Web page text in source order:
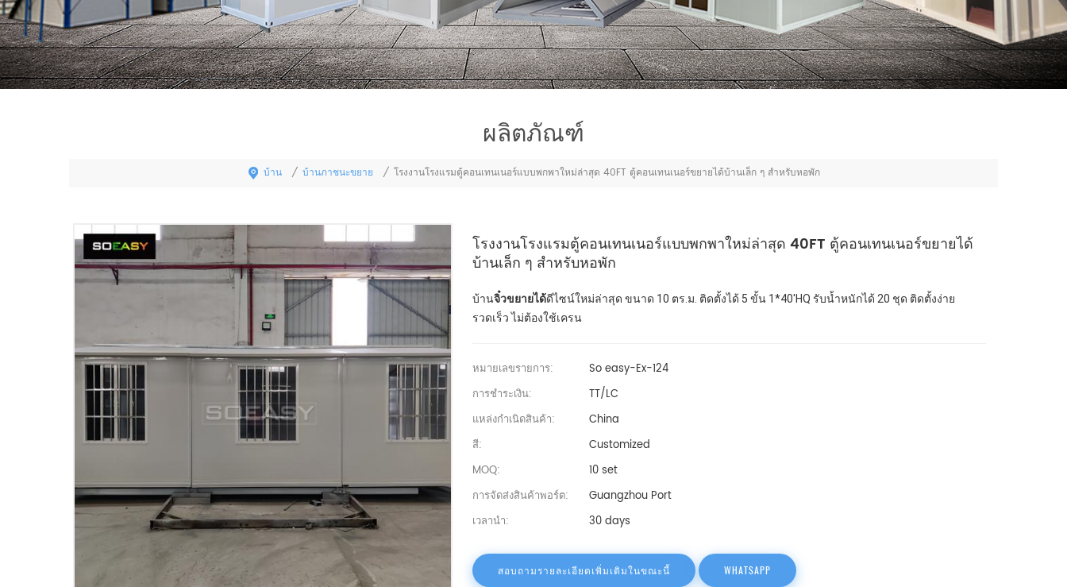
ผลิตภัณฑ์
บ้าน / บ้านภาชนะขยาย / โรงงานโรงแรมตู้คอนเทนเนอร์แบบพกพาใหม่ล่าสุด 40FT ตู้คอนเทนเนอร์ขยายได้บ้านเล็ก ๆ สำหรับหอพัก
โรงงานโรงแรมตู้คอนเทนเนอร์แบบพกพาใหม่ล่าสุด 40FT ตู้คอนเทนเนอร์ขยายได้
บ้านเล็ก ๆ สำหรับหอพัก
บ้านจิ๋วขยายได้ดีไซน์ใหม่ล่าสุด ขนาด 10 ตร.ม. ติดตั้งได้ 5 ขั้น 1*40'HQ รับน้ำหนักได้ 20 ชุด ติดตั้งง่าย
รวดเร็ว ไม่ต้องใช้เครน
หมายเลขรายการ:
So easy-Ex-124
การชำระเงิน:
TT/LC
แหล่งกำเนิดสินค้า:
China
สี:
Customized
MOQ:
10 set
การจัดส่งสินค้าพอร์ต:
Guangzhou Port
เวลานำ:
30 days
สอบถามรายละเอียดเพิ่มเติมในขณะนี้ WHATSAPP